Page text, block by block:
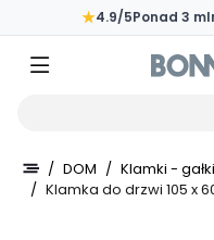
Przejdź do głównej
★4.9/5Ponad 3
/ DOM / Klamki - gałki
/ Klamka do drzwi 105 x